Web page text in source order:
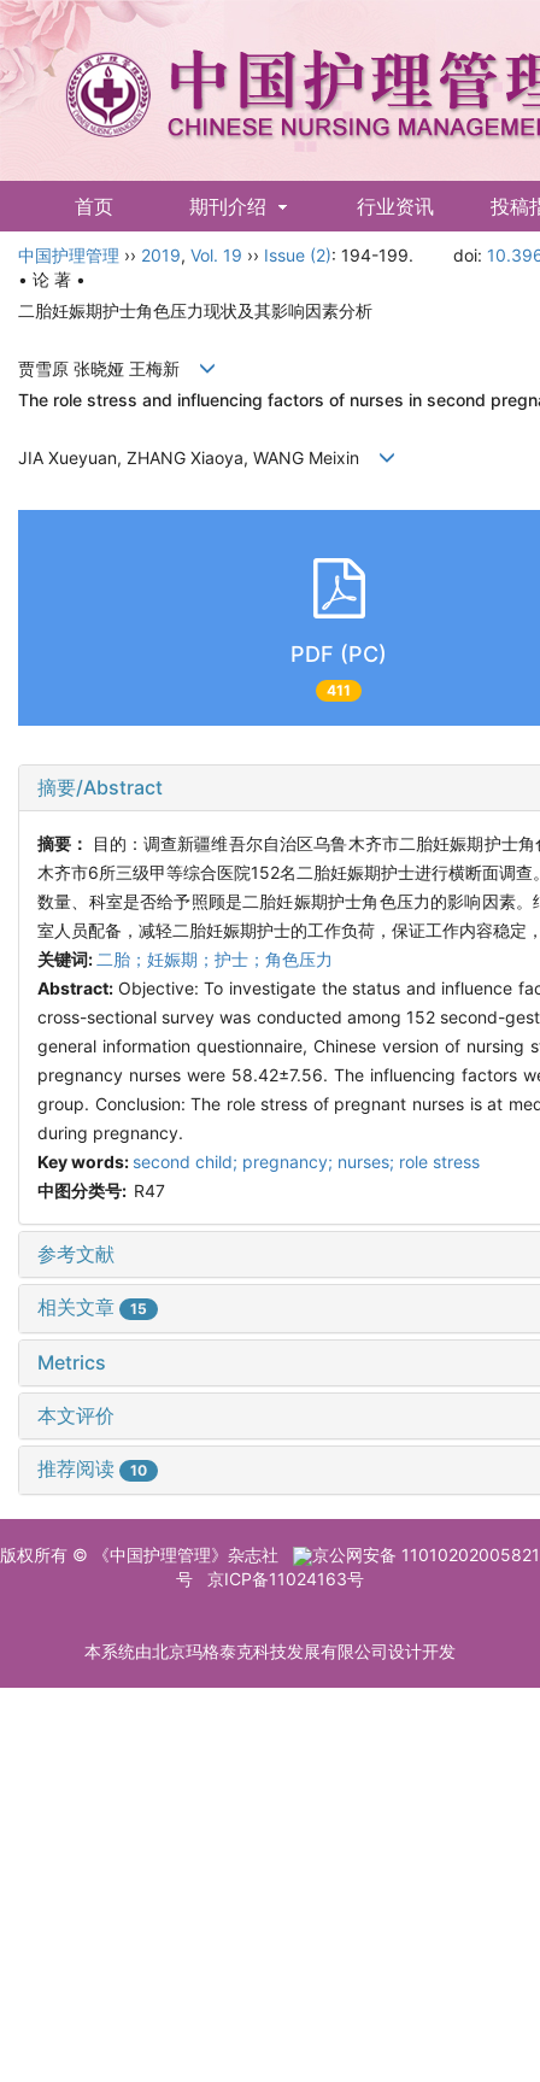
首页 期刊介绍 行业资讯 投稿
English
中国护理管理 ›› 2019, Vol. 19 ›› Issue (2): 194-199. doi:
• 论 著 •
二胎妊娠期护士角色压力现状及其影响因素分析
贾雪原 张晓娅 王梅新
The role stress and influencing factors of nurses in second
JIA Xueyuan, ZHANG Xiaoya, WANG Meixin
PDF (PC)
411
摘要/Abstract
摘要：
目的：调查新疆维吾尔自治区乌鲁木齐市二胎妊娠期护士
木齐市6所三级甲等综合医院152名二胎妊娠期护士进行横断面调
数量、科室是否给予照顾是二胎妊娠期护士角色压力的影响因素
室人员配备，减轻二胎妊娠期护士的工作负荷，保证工作内容稳
关键词: 二胎；妊娠期；护士；角色压力
Abstract: Objective: To investigate the status and influence
cross-sectional survey was conducted among 152 second-
general information questionnaire, Chinese version of
pregnancy nurses were 58.42±7.56. The influencing factors
group. Conclusion: The role stress of pregnant nurses is at
during pregnancy.
Key words: second child; pregnancy; nurses; role stress
中图分类号: R47
参考文献
相关文章 15
Metrics
本文评价
推荐阅读 10
版权所有 © 《中国护理管理》杂志社
京公网安备 11010202005821
号
京ICP备11024163号
本系统由北京玛格泰克科技发展有限公司设计开发